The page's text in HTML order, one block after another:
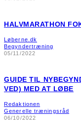
HALVMARATHON
Løberne.dk
Begyndertræning
05/11/2022
GUIDE TIL
VED) MED AT LØBE
Redaktionen
Generelle træningsråd
06/10/2022